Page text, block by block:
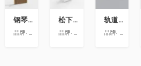
钢琴键挂衣架9
品牌:
澳华装饰
松下喜马拉雅 600L冰箱大溪地
品牌:
松下
轨道插座9
品牌:
依百纳